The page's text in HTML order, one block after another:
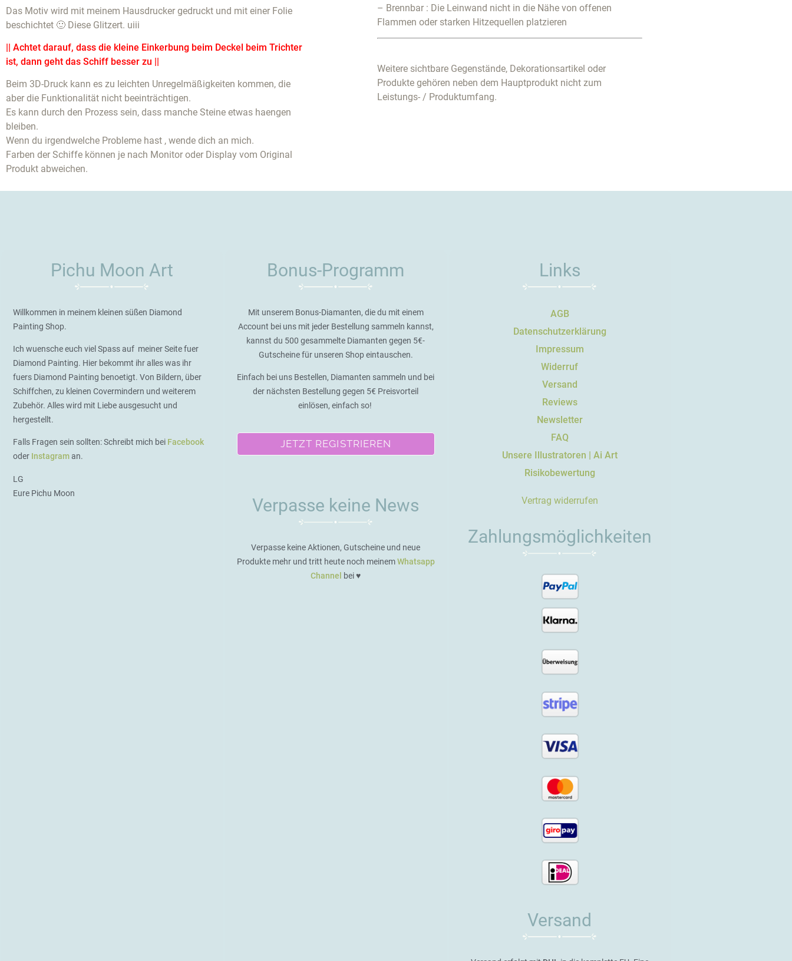
Das Motiv wird mit meinem Hausdrucker gedruckt und mit einer Folie
beschichtet 🙂 Diese Glitzert. uiii
|| Achtet darauf, dass die kleine Einkerbung beim Deckel beim Trichter
ist, dann geht das Schiff besser zu ||
Beim 3D-Druck kann es zu leichten Unregelmäßigkeiten kommen, die
aber die Funktionalität nicht beeinträchtigen.
Es kann durch den Prozess sein, dass manche Steine etwas haengen
bleiben.
Wenn du irgendwelche Probleme hast , wende dich an mich.
Farben der Schiffe können je nach Monitor oder Display vom Original
Produkt abweichen.
– Brennbar : Die Leinwand nicht in die Nähe von offenen
Flammen oder starken Hitzequellen platzieren
Weitere sichtbare Gegenstände, Dekorationsartikel oder
Produkte gehören neben dem Hauptprodukt nicht zum
Leistungs- / Produktumfang.
Pichu Moon Art
Willkommen in meinem kleinen süßen Diamond
Painting Shop.
Ich wuensche euch viel Spass auf meiner Seite fuer
Diamond Painting. Hier bekommt ihr alles was ihr
fuers Diamond Painting benoetigt. Von Bildern, über
Schiffchen, zu kleinen Covermindern und weiterem
Zubehör. Alles wird mit Liebe ausgesucht und
hergestellt.
Falls Fragen sein sollten: Schreibt mich bei Facebook
oder Instagraman.
LG
Eure Pichu Moon
Bonus-Programm
Mit unserem Bonus-Diamanten, die du mit einem
Account bei uns mit jeder Bestellung sammeln kannst,
kannst du 500 gesammelte Diamanten gegen 5€-
Gutscheine für unseren Shop eintauschen.
Einfach bei uns Bestellen, Diamanten sammeln und bei
der nächsten Bestellung gegen 5€ Preisvorteil
einlösen, einfach so!
JETZT REGISTRIEREN
Verpasse keine News
Verpasse keine Aktionen, Gutscheine und neue
Produkte mehr und tritt heute noch meinemWhatsapp
Channel
bei ♥️
Links
AGB
Datenschutzerklärung
Impressum
Widerruf
Versand
Reviews
Newsletter
FAQ
Unsere Illustratoren | Ai Art
Risikobewertung
Vertrag widerrufen
Zahlungsmöglichkeiten
Versand